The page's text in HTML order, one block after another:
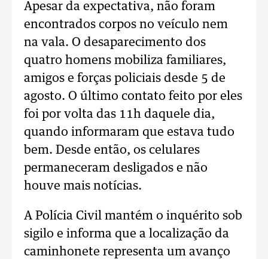
Apesar da expectativa, não foram
encontrados corpos no veículo nem
na vala. O desaparecimento dos
quatro homens mobiliza familiares,
amigos e forças policiais desde 5 de
agosto. O último contato feito por eles
foi por volta das 11h daquele dia,
quando informaram que estava tudo
bem. Desde então, os celulares
permaneceram desligados e não
houve mais notícias.
A Polícia Civil mantém o inquérito sob
sigilo e informa que a localização da
caminhonete representa um avanço